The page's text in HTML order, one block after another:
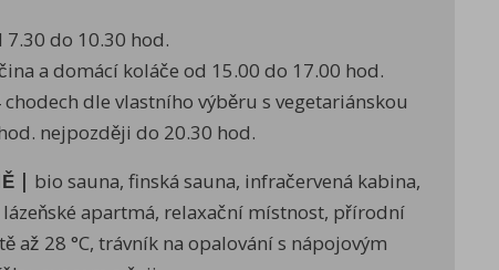
7.30 do 10.30 hod.
a domácí koláče od 15.00 do 17.00 hod.
dle vlastního výběru s vegetariánskou
nejpozději do 20.30 hod.
| bio sauna, finská sauna, infračervená kabina,
apartmá, relaxační místnost, přírodní
až 28 °C, trávník na opalování s nápojovým